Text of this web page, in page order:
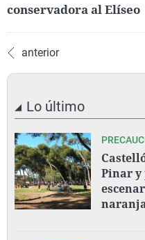
conservadora al Elíseo
anterior
Lo último
Pinar y